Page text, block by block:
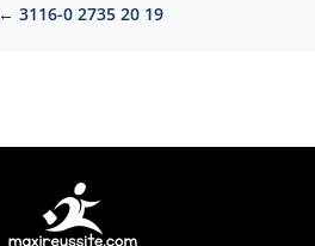
← 3116-0 2735 20 19